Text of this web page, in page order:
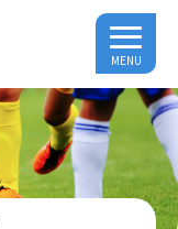
MENU